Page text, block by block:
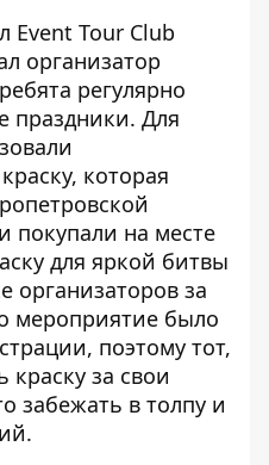
Event Tour Club
организатор
регулярно
праздники. Для
которая
покупали на месте
для яркой битвы
организаторов за
мероприятие было
поэтому тот,
краску за свои
забежать в толпу и